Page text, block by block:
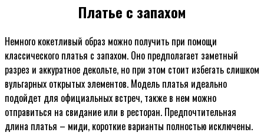
Платье с запахом
Немного кокетливый образ можно получить при помощи
классического платья с запахом. Оно предполагает заметный
разрез и аккуратное декольте, но при этом стоит избегать слишком
вульгарных открытых элементов. Модель платья идеально
подойдет для официальных встреч, также в нем можно
отправиться на свидание или в ресторан. Предпочтительная
длина платья – миди, короткие варианты полностью исключены.